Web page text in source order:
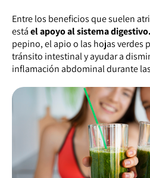
Entre los beneficios que suelen
estáel apoyo al sistema digestivo.
pepino, el apio o las hojas verdes
tránsito intestinal y ayudar a
inflamación abdominal durante